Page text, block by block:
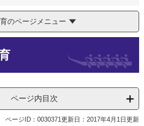
のページメニュー
ページ内目次
ページID：0030371更新日：2017年4月1日更新